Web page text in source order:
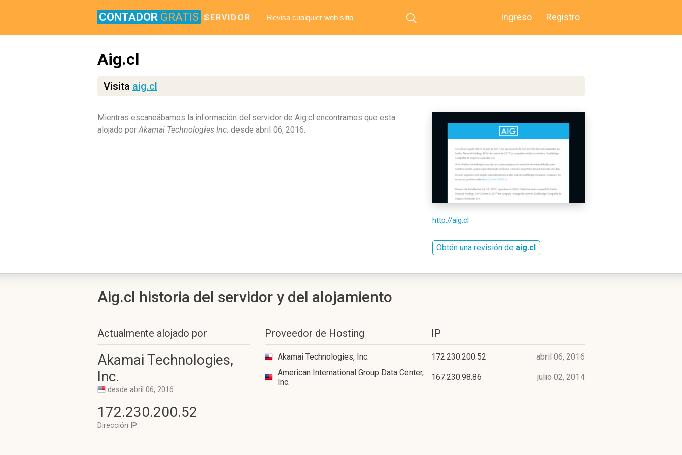
CONTADOR GRATIS SERVIDOR Ingreso Registro
Aig.cl
Visita aig.cl
Mientras escaneábamos la información del servidor de Aig.cl encontramos que esta
alojado porAkamai Technologies Inc. desde abril 06, 2016.
http://aig.cl
Obtén una revisión de aig.cl
Aig.cl historia del servidor y del alojamiento
Actualmente alojado por
Akamai Technologies,
Inc.
desde abril 06, 2016
172.230.200.52
Dirección IP
Proveedor de Hosting IP
Akamai Technologies, Inc. 172.230.200.52
abril 06, 2016
American International Group Data Center,
Inc.
167.230.98.86 julio 02, 2014